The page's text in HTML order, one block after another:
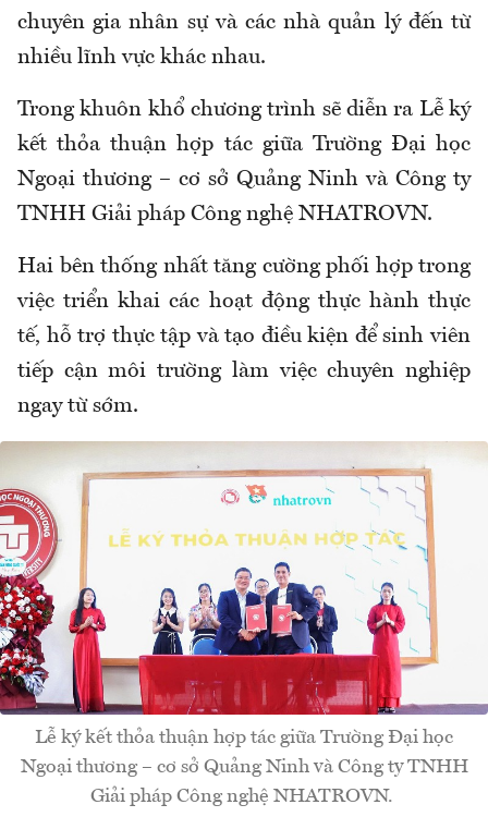
chuyên gia nhân sự và các nhà quản lý đến từ
nhiều lĩnh vực khác nhau.
Trong khuôn khổ chương trình sẽ diễn ra Lễ ký
kết thỏa thuận hợp tác giữa Trường Đại học
Ngoại thương – cơ sở Quảng Ninh và Công ty
TNHH Giải pháp Công nghệ NHATROVN.
Hai bên thống nhất tăng cường phối hợp trong
việc triển khai các hoạt động thực hành thực
tế, hỗ trợ thực tập và tạo điều kiện để sinh viên
tiếp cận môi trường làm việc chuyên nghiệp
ngay từ sớm.
Lễ ký kết thỏa thuận hợp tác giữa Trường Đại học
Ngoại thương – cơ sở Quảng Ninh và Công ty TNHH
Giải pháp Công nghệ NHATROVN.